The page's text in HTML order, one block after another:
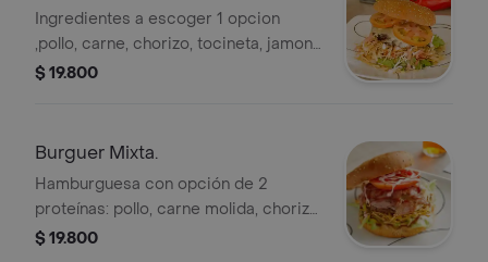
Ingredientes a escoger 1 opcion
,pollo, carne, chorizo, tocineta, jamon,
maiz, frijol, pico de gallo, huevo,
$ 19.800
Burguer Mixta.
Hamburguesa con opción de 2
proteínas: pollo, carne molida, chorizo
o tocineta. Incluye maíz, maduro,
$ 19.800